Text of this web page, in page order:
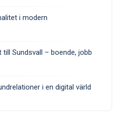
i modern
Sundsvall – boende, jobb
i en digital värld